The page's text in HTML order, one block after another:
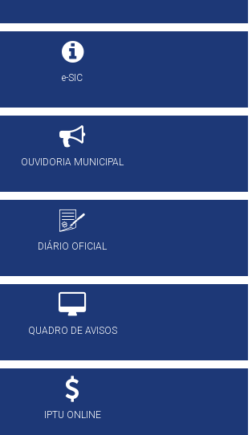
e-SIC
OUVIDORIA MUNICIPAL
DIÁRIO OFICIAL
QUADRO DE AVISOS
IPTU ONLINE